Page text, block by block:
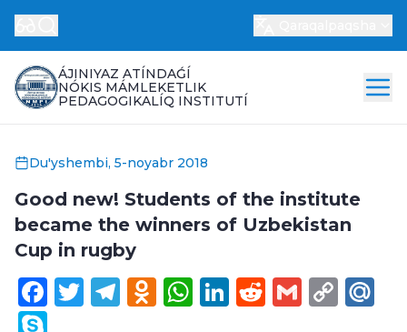
ÁJINIYAZ ATÍNDAǴÍ
NÓKIS MÁMLEKETLIK
PEDAGOGIKALÍQ INSTITUTÍ
Du'yshembi, 5-noyabr 2018
Good new! Students of the institute
became the winners of Uzbekistan
Cup in rugby
Facebook
Twitter
Telegram
Odnoklassniki
WhatsApp
LinkedIn
Reddit
Gmail